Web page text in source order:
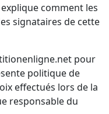
comment les
signataires de cette
pour
politique de
effectués lors de la
responsable du